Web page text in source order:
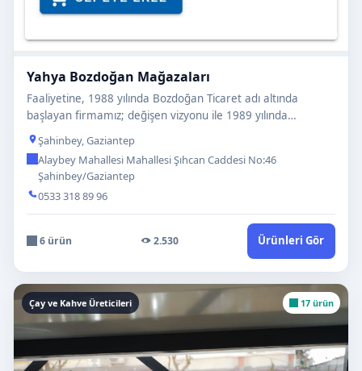
Yahya Bozdoğan Mağazaları
Faaliyetine, 1988 yılında Bozdoğan Ticaret adı altında
başlayan firmamız; değişen vizyonu ile 1989 yılında
perakende ma…
Şahinbey, Gaziantep
Alaybey Mahallesi Mahallesi Şıhcan Caddesi No:46
Şahinbey/Gaziantep
0533 318 89 96
6 ürün 2.530 Ürünleri Gör
Çay ve Kahve Üreticileri 17 ürün